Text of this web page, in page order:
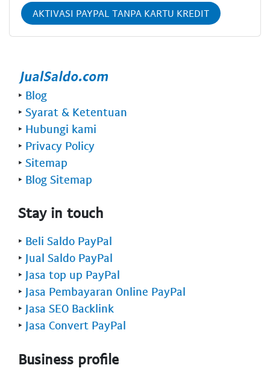
AKTIVASI PAYPAL TANPA KARTU KREDIT
‣ Blog
‣ Syarat & Ketentuan
‣ Hubungi kami
‣ Privacy Policy
‣ Sitemap
‣ Blog Sitemap
Stay in touch
‣ Beli Saldo PayPal
‣ Jual Saldo PayPal
‣ Jasa top up PayPal
‣ Jasa Pembayaran Online PayPal
‣ Jasa SEO Backlink
‣ Jasa Convert PayPal
Business profile